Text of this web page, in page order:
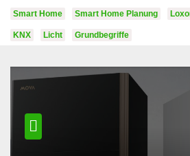
Smart Home Smart Home Planung
KNX Licht Grundbegriffe